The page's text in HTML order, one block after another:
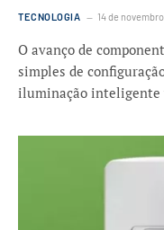
TECNOLOGIA 14 de
O avanço de
simples de
iluminação inteligente